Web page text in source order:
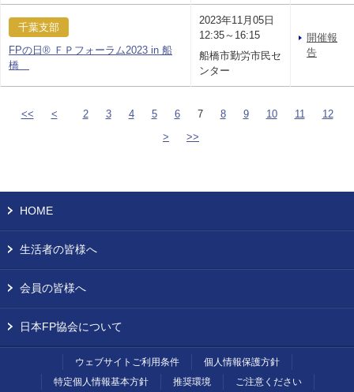
千葉支部
FPの日® ＦＰフォーラム2023 in 船
橋
2023年11月05日
12:35～16:15
船橋市勤労市民セ
ンター
開催報
告
<< < 2 3 4 5 6 7 8 9 10 11
12
>
>>
HOME
生活者の皆様へ
会員の皆様へ
日本FP協会について
ウェブサイトご利用条件
個人情報保護方針
特定個人情報基本方針
推奨環境 ご注意ください